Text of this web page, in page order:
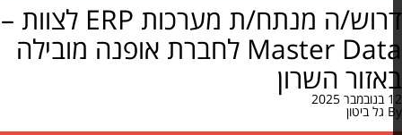
דרוש/ה מנתח/ת מערכות ERP לצוות –
Master Data לחברת אופנה מובילה
השרון
גל ביטון